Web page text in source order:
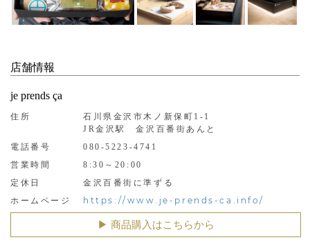
店舗情報
je prends ça
住所
石川県金沢市木ノ新保町1-1
JR金沢駅 金沢百番街あんと
電話番号
080-5223-4741
営業時間
8:30～20:00
定休日
金沢百番街に準ずる
ホームページ
https://www.je-prends-ca.info/
▶︎ 商品購入はこちらから